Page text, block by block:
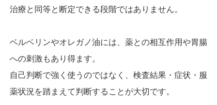
治療と同等と断定できる段階ではありません。
ベルベリンやオレガノ油には、薬との相互作用や胃腸
への刺激もあり得ます。
自己判断で強く使うのではなく、検査結果・症状・服
薬状況を踏まえて判断することが大切です。